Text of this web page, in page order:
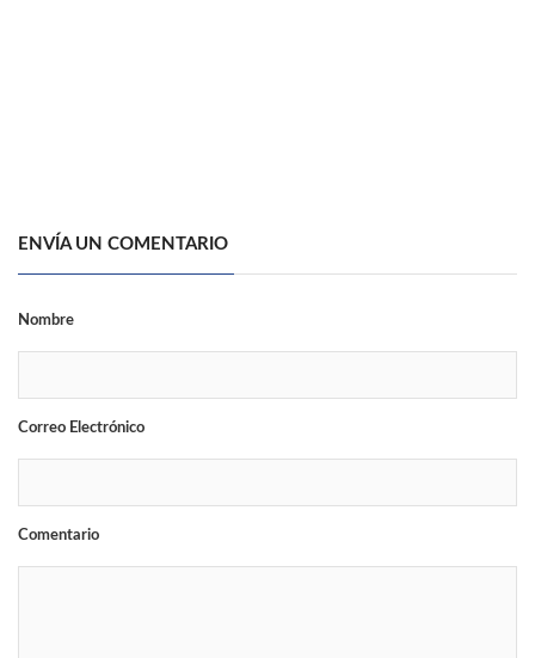
ENVÍA UN COMENTARIO
Nombre
Correo Electrónico
Comentario